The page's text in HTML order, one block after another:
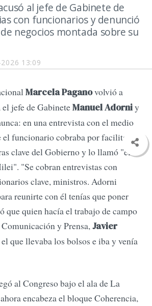
13:09
al jefe de Gabinete de
con funcionarios y denunció
negocios montada sobre su
Marcela Paganovolvió a
jefe de GabineteManuel Adorniy
en una entrevista con el medio
funcionario cobraba por facilitar
clave del Gobierno y lo llamó "el
"Se cobran entrevistas con
clave, ministros. Adorni
reunirte con él tenías que poner
que quien hacía el trabajo de campo
y Prensa,Javier
que llevaba los bolsos e iba y venía
al Congreso bajo el ala de La
encabeza el bloque Coherencia,